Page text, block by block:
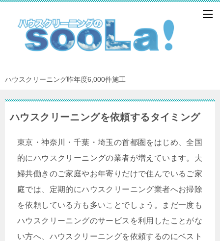
ハウスクリーニング昨年度6,000件施工
ハウスクリーニングを依頼するタイミング
東京・神奈川・千葉・埼玉の首都圏をはじめ、全国
的にハウスクリーニングの業者が増えています。夫
婦共働きのご家庭やお年寄りだけで住んでいるご家
庭では、定期的にハウスクリーニング業者へお掃除
を依頼している方も多いことでしょう。まだ一度も
ハウスクリーニングのサービスを利用したことがな
い方へ、ハウスクリーニングを依頼するのにベスト